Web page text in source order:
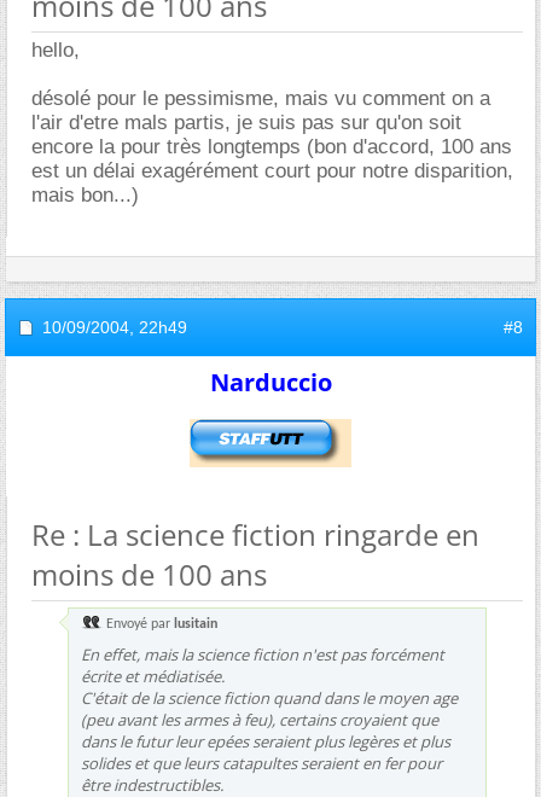
hello,
désolé pour le pessimisme, mais vu comment on a
l'air d'etre mals partis, je suis pas sur qu'on soit
encore la pour très longtemps (bon d'accord, 100 ans
est un délai exagérément court pour notre disparition,
mais bon...)
10/09/2004, 22h49 #8
Narduccio
Re : La science fiction ringarde en
moins de 100 ans
Envoyé par lusitain
En effet, mais la science fiction n'est pas forcément
écrite et médiatisée.
C'était de la science fiction quand dans le moyen age
(peu avant les armes à feu), certains croyaient que
dans le futur leur epées seraient plus legères et plus
solides et que leurs catapultes seraient en fer pour
être indestructibles.